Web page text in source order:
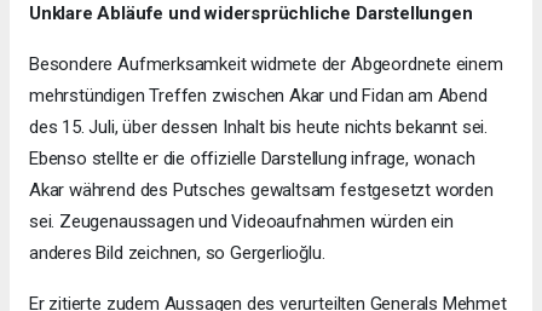
Unklare Abläufe und widersprüchliche Darstellungen
Besondere Aufmerksamkeit widmete der Abgeordnete einem
mehrstündigen Treffen zwischen Akar und Fidan am Abend
des 15. Juli, über dessen Inhalt bis heute nichts bekannt sei.
Ebenso stellte er die offizielle Darstellung infrage, wonach
Akar während des Putsches gewaltsam festgesetzt worden
sei. Zeugenaussagen und Videoaufnahmen würden ein
anderes Bild zeichnen, so Gergerlioğlu.
Er zitierte zudem Aussagen des verurteilten Generals Mehmet